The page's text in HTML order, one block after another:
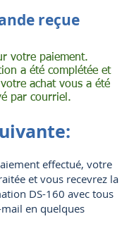
reçue
votre paiement.
a été complétée et
achat vous a été
par courriel.
effectué, votre
et vous recevrez la
DS-160 avec tous
en quelques